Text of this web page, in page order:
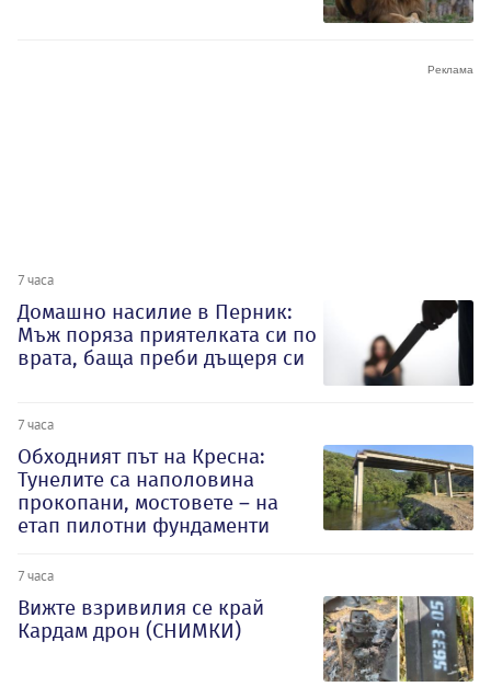
7 часа
Домашно насилие в Перник:
Мъж поряза приятелката си по
врата, баща преби дъщеря си
7 часа
Обходният път на Кресна:
Тунелите са наполовина
прокопани, мостовете – на
етап пилотни фундаменти
7 часа
Вижте взривилия се край
Кардам дрон (СНИМКИ)